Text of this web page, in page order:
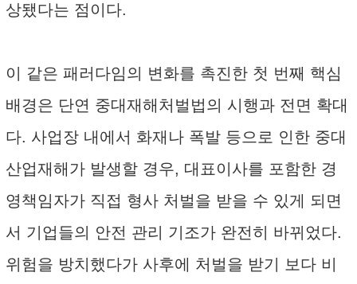
상됐다는 점이다.
이 같은 패러다임의 변화를 촉진한 첫 번째 핵심
배경은 단연 중대재해처벌법의 시행과 전면 확대
다. 사업장 내에서 화재나 폭발 등으로 인한 중대
산업재해가 발생할 경우, 대표이사를 포함한 경
영책임자가 직접 형사 처벌을 받을 수 있게 되면
서 기업들의 안전 관리 기조가 완전히 바뀌었다.
위험을 방치했다가 사후에 처벌을 받기 보다 비